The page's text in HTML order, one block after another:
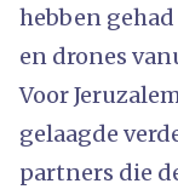
hebben
en drones
Voor
gelaagde
partners die